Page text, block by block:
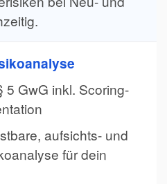
5 GwG inkl. Scoring-
aufsichts- und
für dein